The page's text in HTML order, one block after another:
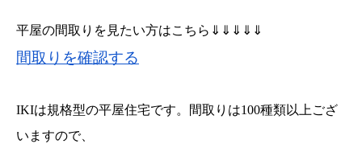
平屋の間取りを見たい方はこちら⇓⇓⇓⇓⇓
間取りを確認する
IKIは規格型の平屋住宅です。間取りは100種類以上ござ
いますので、